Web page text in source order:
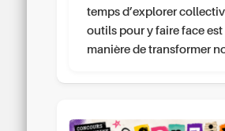
temps d’explorer
outils pour y faire face est
manière de transformer